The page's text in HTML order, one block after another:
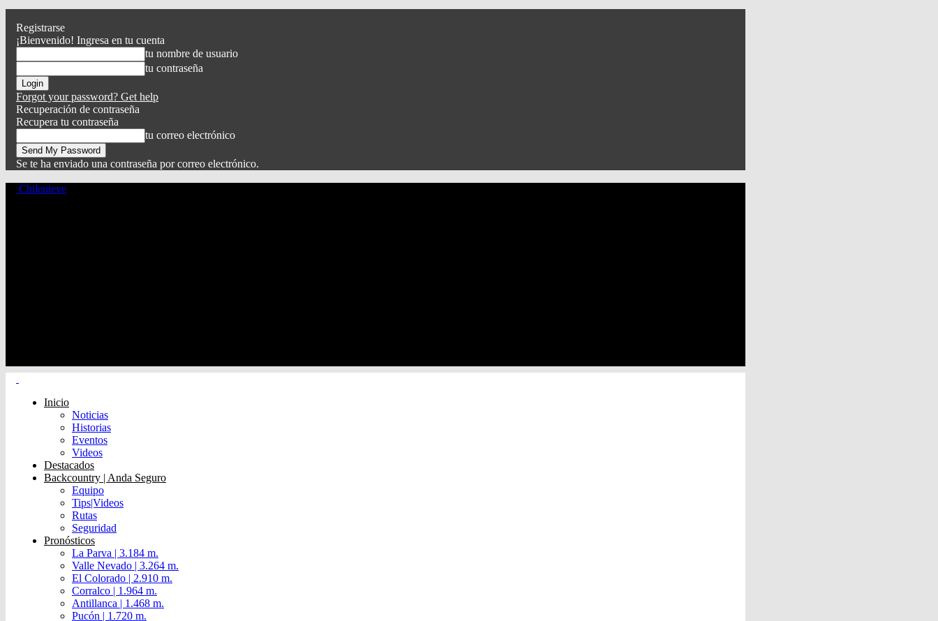
Registrarse
¡Bienvenido! Ingresa en tu cuenta
tu nombre de usuario
tu contraseña
Forgot your password? Get help
Recuperación de contraseña
Recupera tu contraseña
tu correo electrónico
Se te ha enviado una contraseña por correo electrónico.
Chilenieve
Inicio
Noticias
Historias
Eventos
Videos
Destacados
Backcountry | Anda Seguro
Equipo
Tips|Videos
Rutas
Seguridad
Pronósticos
La Parva | 3.184 m.
Valle Nevado | 3.264 m.
El Colorado | 2.910 m.
Corralco | 1.964 m.
Antillanca | 1.468 m.
Pucón | 1.720 m.